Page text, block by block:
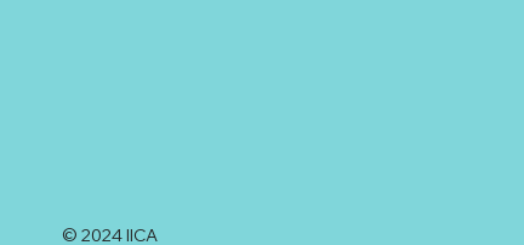
© 2024 IICA